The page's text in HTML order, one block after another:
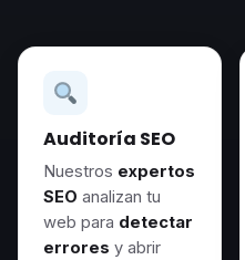
Auditoría SEO
Nuestros expertos
SEO analizan tu
web para detectar
errores y abrir